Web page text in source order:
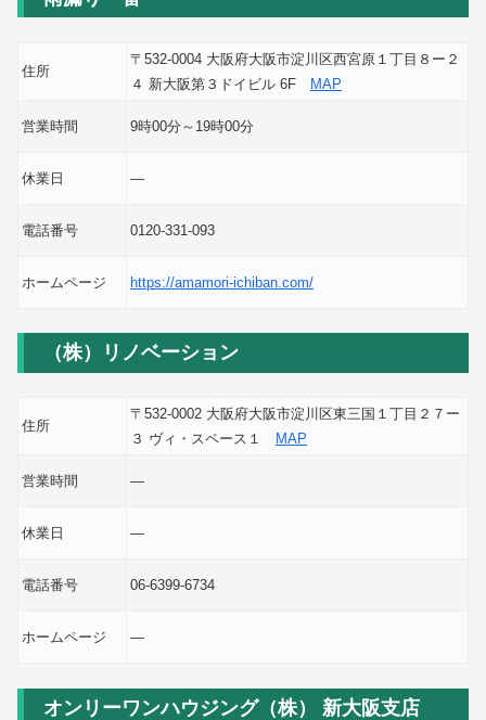
住所
〒532-0004 大阪府大阪市淀川区西宮原１丁目８ー２
４ 新大阪第３ドイビル 6F
MAP
営業時間 9時00分～19時00分
休業日 ―
電話番号 0120-331-093
ホームページ https://amamori-ichiban.com/
（株）リノベーション
住所
〒532-0002 大阪府大阪市淀川区東三国１丁目２７ー
３ ヴィ・スペース１
MAP
営業時間 ―
休業日 ―
電話番号 06-6399-6734
ホームページ ―
オンリーワンハウジング（株） 新大阪支店